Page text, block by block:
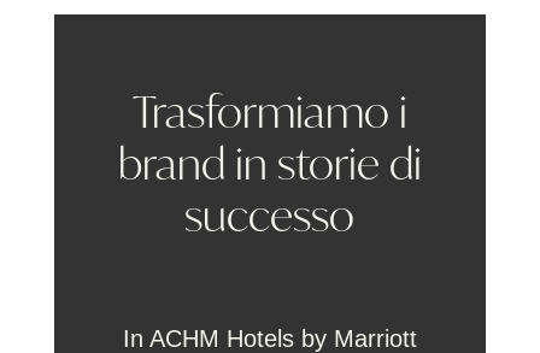
Trasformiamo i
brand in storie di
successo
In ACHM Hotels by Marriott